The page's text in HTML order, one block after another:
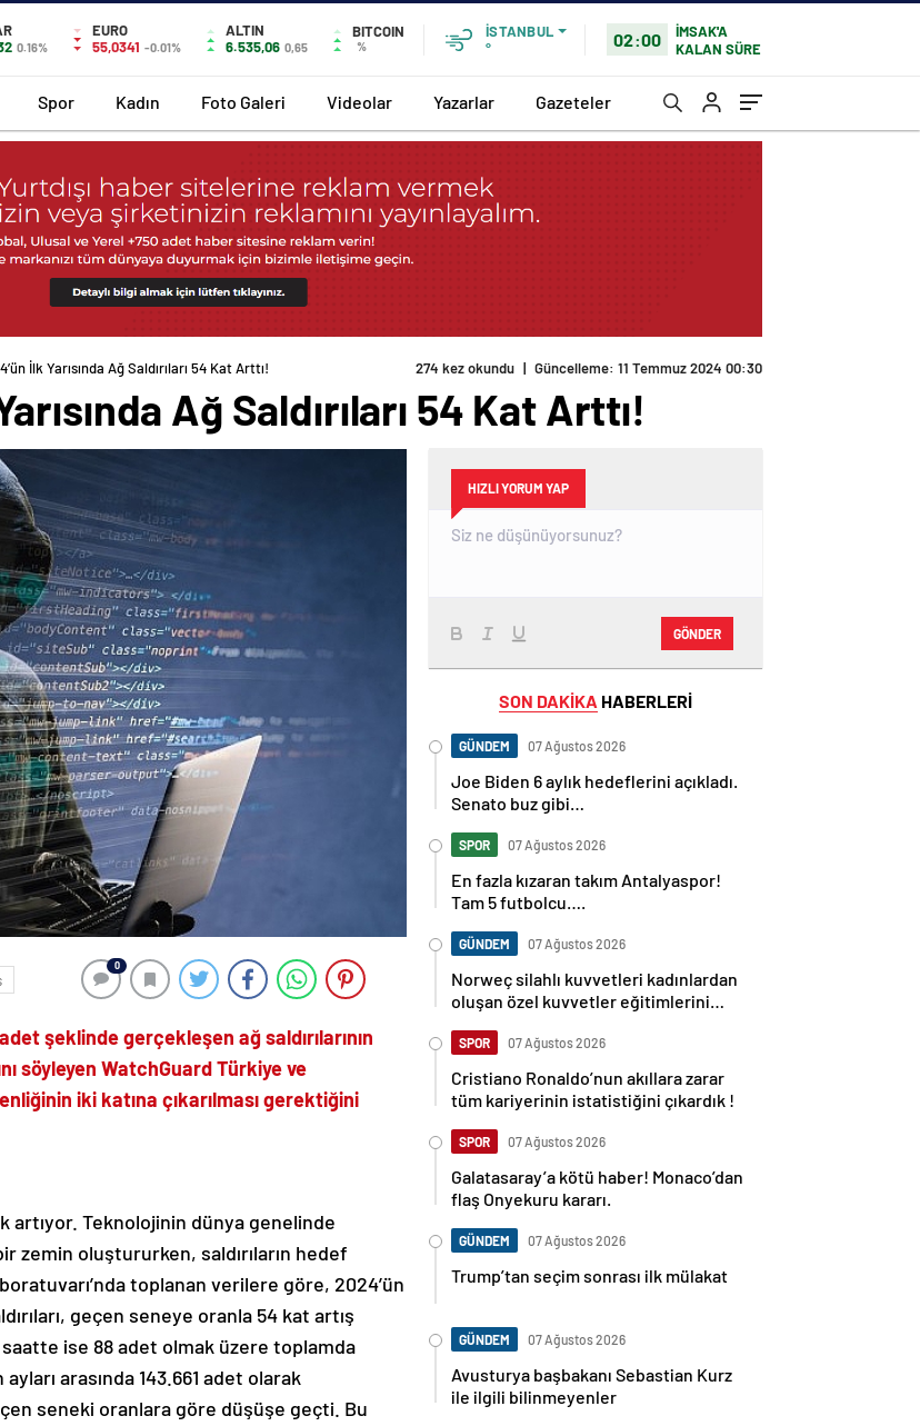
0.16%
EURO
55,0341 -0.01%
ALTIN
6.535,06 0,65
BITCOIN
%
İSTANBUL
°
02:00
İMSAK'A
KALAN SÜRE
Spor Kadın Foto Galeri Videolar Yazarlar Gazeteler
İlk Yarısında Ağ Saldırıları 54 Kat Arttı! 274 kez okundu | Güncelleme: 11 Temmuz 2024 00:30
Ağ Saldırıları 54 Kat Arttı!
0
şeklinde gerçekleşen ağ saldırılarının
söyleyen WatchGuard Türkiye ve
iki katına çıkarılması gerektiğini
artıyor. Teknolojinin dünya genelinde
zemin oluştururken, saldırıların hedef
toplanan verilere göre, 2024’ün
geçen seneye oranla 54 kat artış
ise 88 adet olmak üzere toplamda
arasında 143.661 adet olarak
seneki oranlara göre düşüşe geçti. Bu
HIZLI YORUM YAP
GÖNDER
SON DAKİKA HABERLERİ
GÜNDEM 07 Ağustos 2026
Joe Biden 6 aylık hedeflerini açıkladı.
Senato buz gibi…
SPOR 07 Ağustos 2026
En fazla kızaran takım Antalyaspor!
Tam 5 futbolcu….
GÜNDEM 07 Ağustos 2026
Norweç silahlı kuvvetleri kadınlardan
oluşan özel kuvvetler eğitimlerini
SPOR 07 Ağustos 2026
Cristiano Ronaldo’nun akıllara zarar
tüm kariyerinin istatistiğini çıkardık !
SPOR 07 Ağustos 2026
Galatasaray’a kötü haber! Monaco’dan
flaş Onyekuru kararı.
GÜNDEM 07 Ağustos 2026
Trump’tan seçim sonrası ilk mülakat
GÜNDEM 07 Ağustos 2026
Avusturya başbakanı Sebastian Kurz
ile ilgili bilinmeyenler